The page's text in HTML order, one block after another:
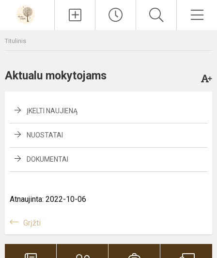
Titulinis
Aktualu mokytojams
ĮKELTI NAUJIENĄ
NUOSTATAI
DOKUMENTAI
Atnaujinta: 2022-10-06
Grįžti